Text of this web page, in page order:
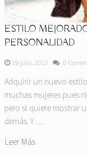
ESTILO
PERSONALIDAD
19 julio, 2012 0
Adquirir un nuevo
muchas mujeres pues
pero si quiere mostrar
demás. Y …
Leer Más